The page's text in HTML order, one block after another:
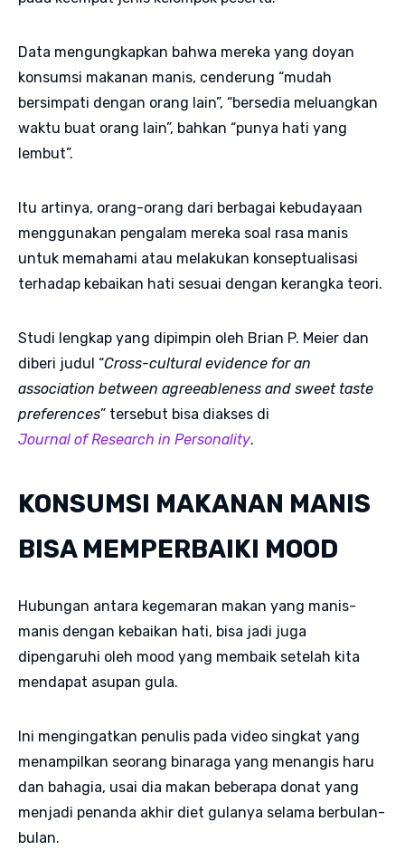
Data mengungkapkan bahwa mereka yang doyan
konsumsi makanan manis, cenderung “mudah
bersimpati dengan orang lain”, “bersedia meluangkan
waktu buat orang lain”, bahkan “punya hati yang
lembut”.
Itu artinya, orang-orang dari berbagai kebudayaan
menggunakan pengalam mereka soal rasa manis
untuk memahami atau melakukan konseptualisasi
terhadap kebaikan hati sesuai dengan kerangka teori.
Studi lengkap yang dipimpin oleh Brian P. Meier dan
diberi judul “Cross-cultural evidence for an
association between agreeableness and sweet taste
preferences” tersebut bisa diakses di
Journal of Research in Personality.
KONSUMSI MAKANAN MANIS
BISA MEMPERBAIKI MOOD
Hubungan antara kegemaran makan yang manis-
manis dengan kebaikan hati, bisa jadi juga
dipengaruhi oleh mood yang membaik setelah kita
mendapat asupan gula.
Ini mengingatkan penulis pada video singkat yang
menampilkan seorang binaraga yang menangis haru
dan bahagia, usai dia makan beberapa donat yang
menjadi penanda akhir diet gulanya selama berbulan-
bulan.